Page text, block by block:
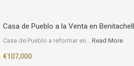
Casa de Pueblo a la Venta en Benitachell
Casa de Pueblo a reformar en… Read More
€107,000